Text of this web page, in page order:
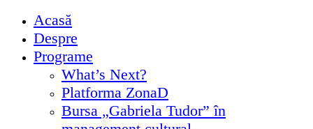
Acasă
Despre
Programe
What’s Next?
Platforma ZonaD
Bursa „Gabriela Tudor” în